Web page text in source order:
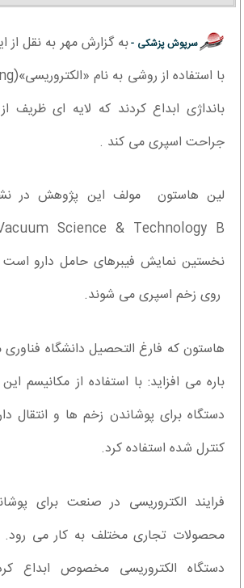
سرپوش پزشکی -به گزارش مهر به نقل از
بانداژی ابداع کردند که لایه ای ظریف
جراحت اسپری می کند .
نخستین نمایش فیبرهای حامل دارو
روی زخم اسپری می شوند.
هاستون که فارغ التحصیل دانشگاه فناوری
باره می افزاید: با استفاده از مکانیسم
دستگاه برای پوشاندن زخم ها و انتقال
کنترل شده استفاده کرد.
فرایند الکتروریسی در صنعت برای
محصولات تجاری مختلف به کار می رود.
دستگاه الکتروریسی مخصوص ابداع